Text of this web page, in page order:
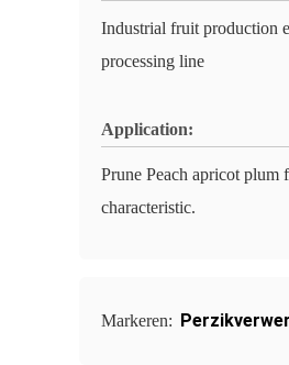
Industrial fruit production
processing line
Application:
Prune Peach apricot
characteristic.
Markeren: